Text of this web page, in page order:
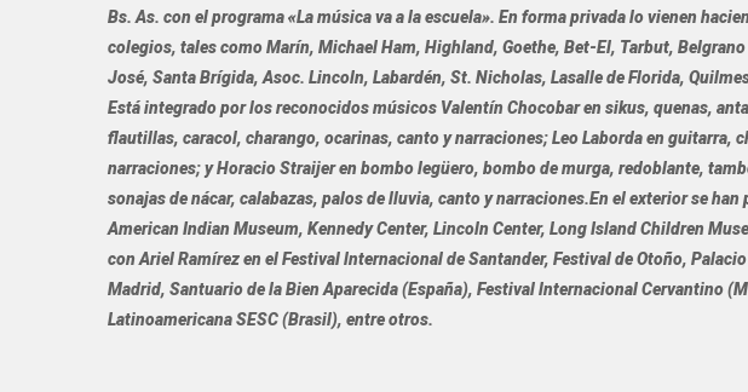
Bs. As. con el programa «La música va a la escuela». En forma privada lo vienen
colegios, tales como Marín, Michael Ham, Highland, Goethe, Bet-El, Tarbut, Belgrano
José, Santa Brígida, Asoc. Lincoln, Labardén, St. Nicholas, Lasalle de Florida,
Está integrado por los reconocidos músicos Valentín Chocobar en sikus, quenas,
flautillas, caracol, charango, ocarinas, canto y narraciones; Leo Laborda en guitarra,
narraciones; y Horacio Straijer en bombo legüero, bombo de murga, redoblante,
sonajas de nácar, calabazas, palos de lluvia, canto y narraciones.En el exterior se
American Indian Museum, Kennedy Center, Lincoln Center, Long Island Children
con Ariel Ramírez en el Festival lnternacional de Santander, Festival de Otoño,
Madrid, Santuario de la Bien Aparecida (España), Festival lnternacional Cervantino
Latinoamericana SESC (Brasil), entre otros.